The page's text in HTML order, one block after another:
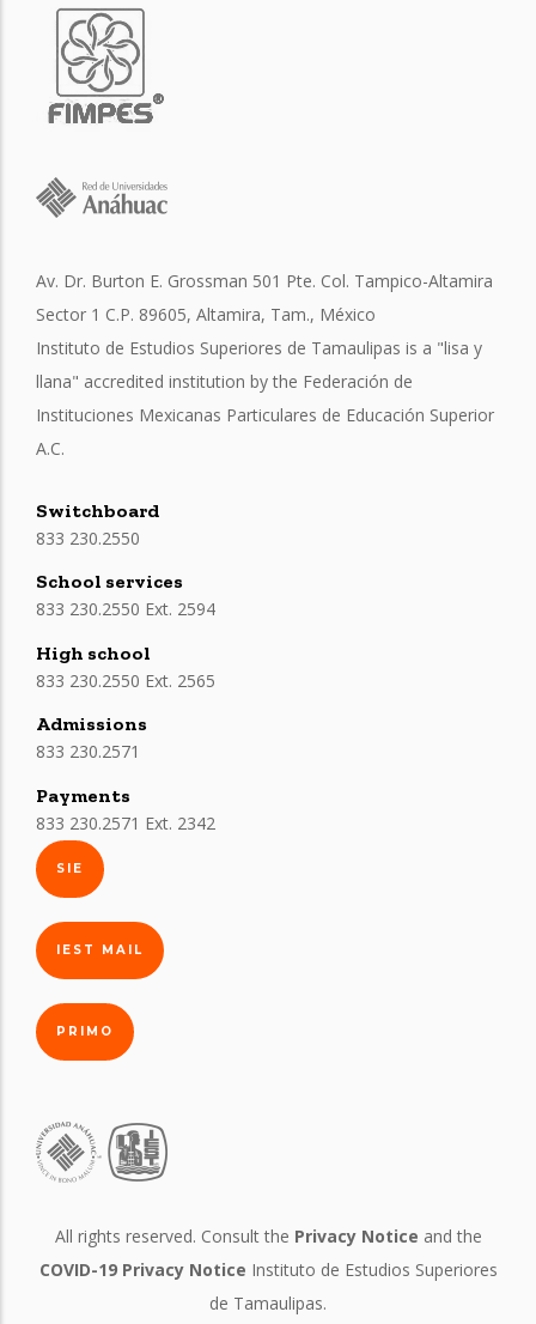
Av. Dr. Burton E. Grossman 501 Pte. Col. Tampico-Altamira
Sector 1 C.P. 89605, Altamira, Tam., México
Instituto de Estudios Superiores de Tamaulipas is a "lisa y
llana" accredited institution by the Federación de
Instituciones Mexicanas Particulares de Educación Superior
A.C.
Switchboard
833 230.2550
School services
833 230.2550 Ext. 2594
High school
833 230.2550 Ext. 2565
Admissions
833 230.2571
Payments
833 230.2571 Ext. 2342
SIE
IEST MAIL
PRIMO
All rights reserved. Consult the Privacy Notice and the
COVID-19 Privacy Notice Instituto de Estudios Superiores
de Tamaulipas.